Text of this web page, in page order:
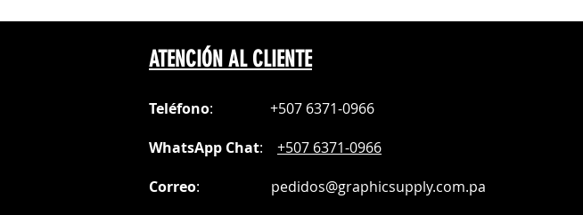
ATENCIÓN AL CLIENTE
Teléfono: +507 6371-0966
WhatsApp Chat: +507 6371-0966
Correo: pedidos@graphicsupply.com.pa